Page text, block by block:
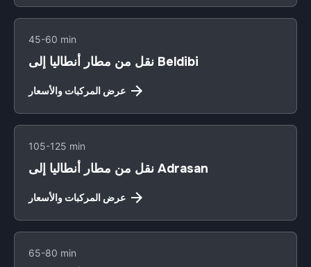
45-60 min
نقل من مطار أنطاليا إلى Beldibi
عرض المركبات والأسعار
105-125 min
نقل من مطار أنطاليا إلى Adrasan
عرض المركبات والأسعار
65-80 min